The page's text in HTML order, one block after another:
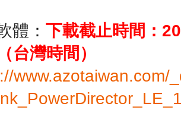
體： 下載截止時間：
台灣時間）
www.azotaiwan.com/